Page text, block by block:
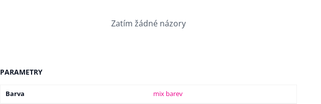
Zatím žádné názory
PARAMETRY
Barva mix barev